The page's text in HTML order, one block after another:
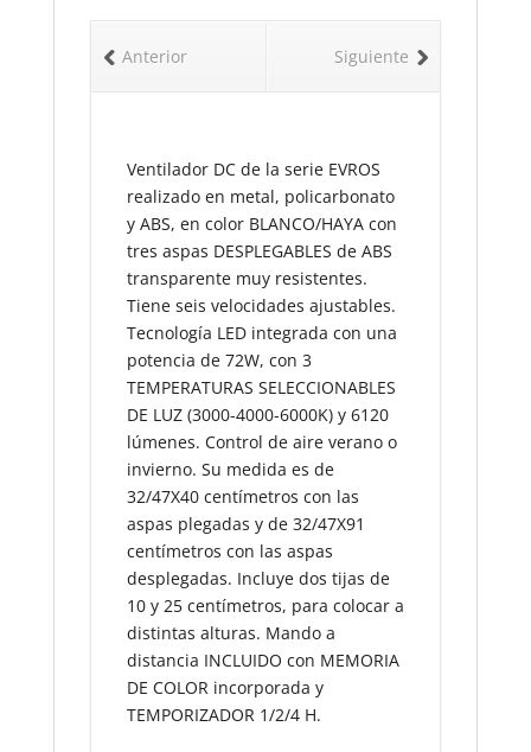
Siguiente
Anterior
Ventilador DC de la serie EVROS
realizado en metal, policarbonato
y ABS, en color BLANCO/HAYA con
tres aspas DESPLEGABLES de ABS
transparente muy resistentes.
Tiene seis velocidades ajustables.
Tecnología LED integrada con una
potencia de 72W, con 3
TEMPERATURAS SELECCIONABLES
DE LUZ (3000-4000-6000K) y 6120
lúmenes. Control de aire verano o
invierno. Su medida es de
32/47X40 centímetros con las
aspas plegadas y de 32/47X91
centímetros con las aspas
desplegadas. Incluye dos tijas de
10 y 25 centímetros, para colocar a
distintas alturas. Mando a
distancia INCLUIDO con MEMORIA
DE COLOR incorporada y
TEMPORIZADOR 1/2/4 H.